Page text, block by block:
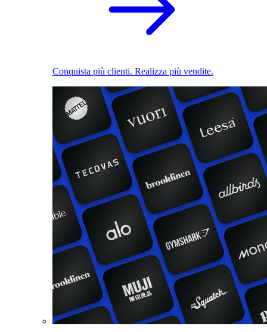
Conquista più clienti. Realizza più vendite.